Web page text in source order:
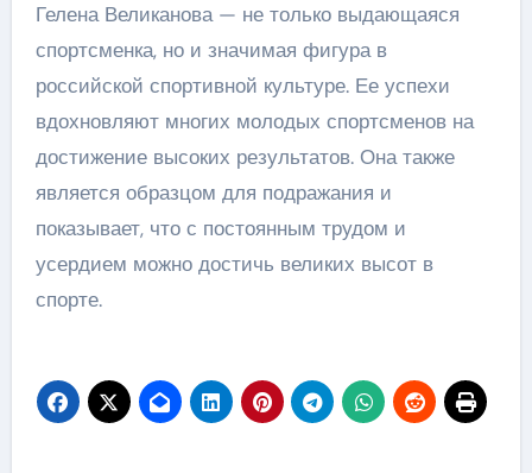
Гелена Великанова — не только выдающаяся
спортсменка, но и значимая фигура в
российской спортивной культуре. Ее успехи
вдохновляют многих молодых спортсменов на
достижение высоких результатов. Она также
является образцом для подражания и
показывает, что с постоянным трудом и
усердием можно достичь великих высот в
спорте.